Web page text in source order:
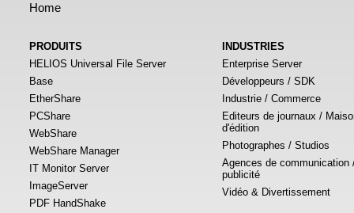
Home
PRODUITS
HELIOS Universal File Server
Base
EtherShare
PCShare
WebShare
WebShare Manager
IT Monitor Server
ImageServer
PDF HandShake
INDUSTRIES
Enterprise Server
Développeurs / SDK
Industrie / Commerce
Editeurs de journaux /
d'édition
Photographes / Studios
Agences de communication
publicité
Vidéo & Divertissement